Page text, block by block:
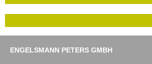
ENGELSMANN PETERS GMBH